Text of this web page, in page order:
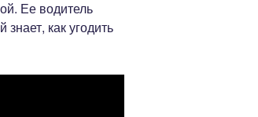
Ее водитель
как угодить